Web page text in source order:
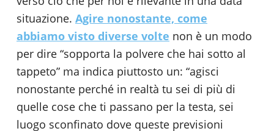
situazione. Agire nonostante, come
abbiamo visto diverse volte non è un modo
per dire “sopporta la polvere che hai sotto al
tappeto” ma indica piuttosto un: “agisci
nonostante perché in realtà tu sei di più di
quelle cose che ti passano per la testa, sei
luogo sconfinato dove queste previsioni